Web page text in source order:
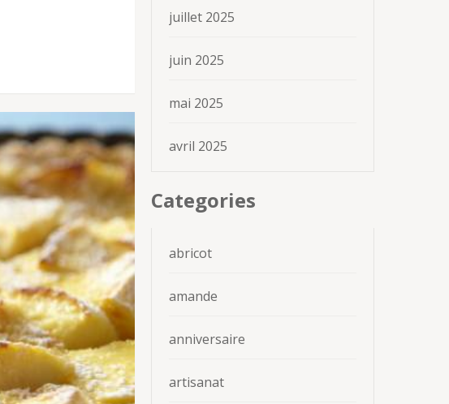
juillet 2025
juin 2025
mai 2025
avril 2025
Categories
abricot
amande
anniversaire
artisanat